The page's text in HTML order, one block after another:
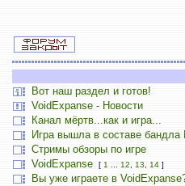
Вот наш раздел и готов!
VoidExpanse - Новости
Канал мёртв...как и игра...
Игра вышла в составе бандла
Стримы обзоры по игре
VoidExpanse [ 1 12 13 14]
Вы уже играете в